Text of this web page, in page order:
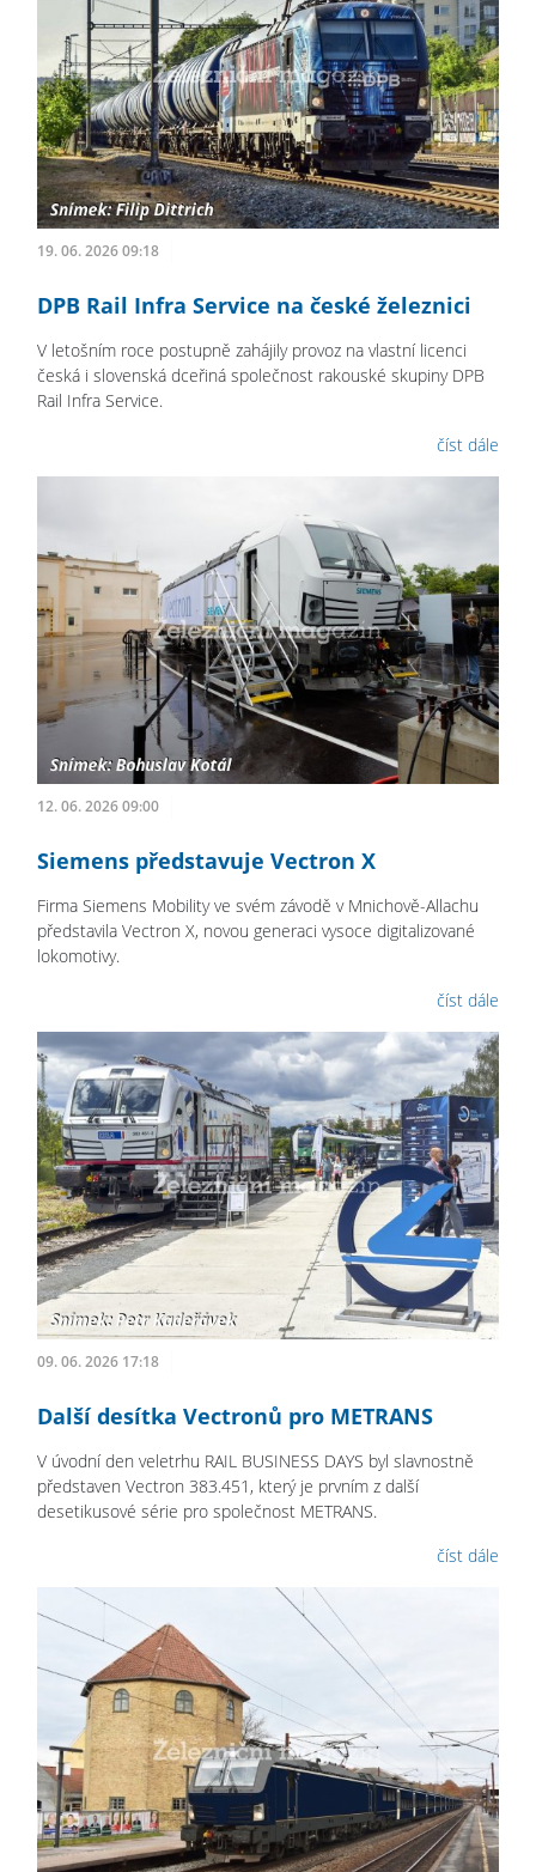
19. 06. 2026 09:18
DPB Rail Infra Service na české železnici
V letošním roce postupně zahájily provoz na vlastní licenci
česká i slovenská dceřiná společnost rakouské skupiny DPB
Rail Infra Service.
číst dále
12. 06. 2026 09:00
Siemens představuje Vectron X
Firma Siemens Mobility ve svém závodě v Mnichově-Allachu
představila Vectron X, novou generaci vysoce digitalizované
lokomotivy.
číst dále
09. 06. 2026 17:18
Další desítka Vectronů pro METRANS
V úvodní den veletrhu RAIL BUSINESS DAYS byl slavnostně
představen Vectron 383.451, který je prvním z další
desetikusové série pro společnost METRANS.
číst dále